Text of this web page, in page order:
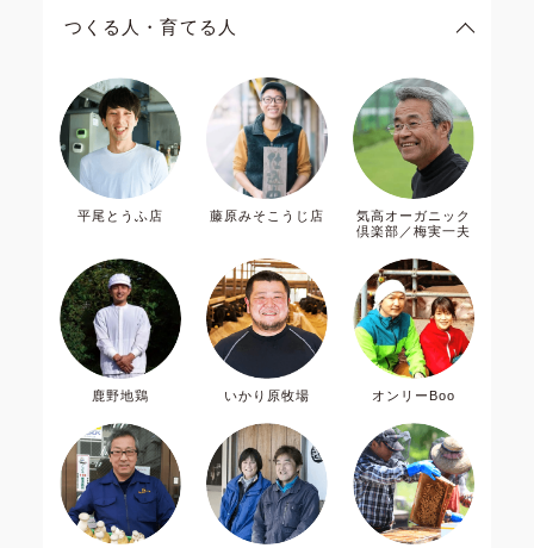
つくる人・育てる人
平尾とうふ店 藤原みそこうじ店
気高オーガニック
倶楽部／梅実一夫
鹿野地鶏 いかり原牧場 オンリーBoo